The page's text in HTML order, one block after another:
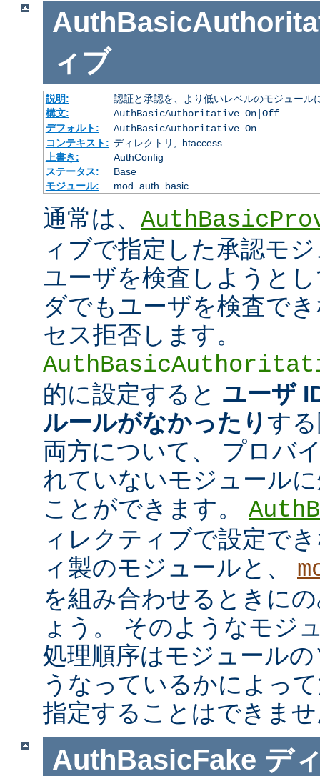
ィブ
説明:
認証と承認を、より低いレベルのモジュール
構文:
AuthBasicAuthoritative On|Off
デフォルト:
AuthBasicAuthoritative On
コンテキスト: ディレクトリ, .htaccess
上書き:
AuthConfig
ステータス:
Base
モジュール:
mod_auth_basic
通常は、
ィブで指定した承認モ
ユーザを検査しようと
ダでもユーザを検査で
セス拒否します。
的に設定すると ユーザ
ルールがなかったり す
両方について、 プロバ
れていないモジュール
ことができます。
ィレクティブで設定で
ィ製のモジュールと、
を組み合わせるときに
ょう。 そのようなモジ
処理順序はモジュール
うなっているかによっ
指定することはできま
AuthBasicFake デ